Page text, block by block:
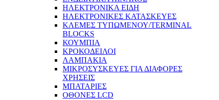
ΗΛΕΚΤΡΟΝΙΚΑ ΕΙΔΗ
ΗΛΕΚΤΡΟΝΙΚΕΣ ΚΑΤΑΣΚΕΥΕΣ
ΚΛΕΜΕΣ ΤΥΠΩΜΕΝΟΥ/TERMINAL
BLOCKS
ΚΟΥΜΠΙΑ
ΚΡΟΚΟΔΕΙΛΟΙ
ΛΑΜΠΑΚΙΑ
ΜΙΚΡΟΣΥΣΚΕΥΕΣ ΓΙΑ ΔΙΑΦΟΡΕΣ
ΧΡΗΣΕΙΣ
ΜΠΑΤΑΡΙΕΣ
ΟΘΟΝΕΣ LCD